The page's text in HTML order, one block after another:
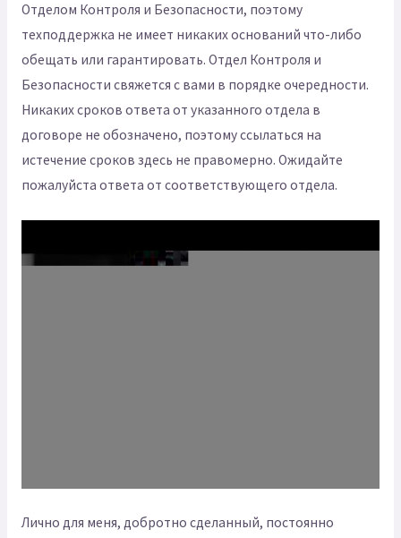
Отделом Контроля и Безопасности, поэтому
техподдержка не имеет никаких оснований что-либо
обещать или гарантировать. Отдел Контроля и
Безопасности свяжется с вами в порядке очередности.
Никаких сроков ответа от указанного отдела в
договоре не обозначено, поэтому ссылаться на
истечение сроков здесь не правомерно. Ожидайте
пожалуйста ответа от соответствующего отдела.
Лично для меня, добротно сделанный, постоянно